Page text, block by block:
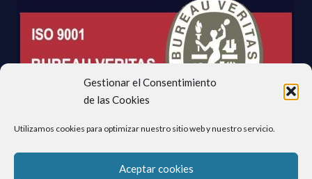
Gestionar el Consentimiento
de las Cookies
Utilizamos cookies para optimizar nuestro sitio web y nuestro servicio.
Aceptar cookies